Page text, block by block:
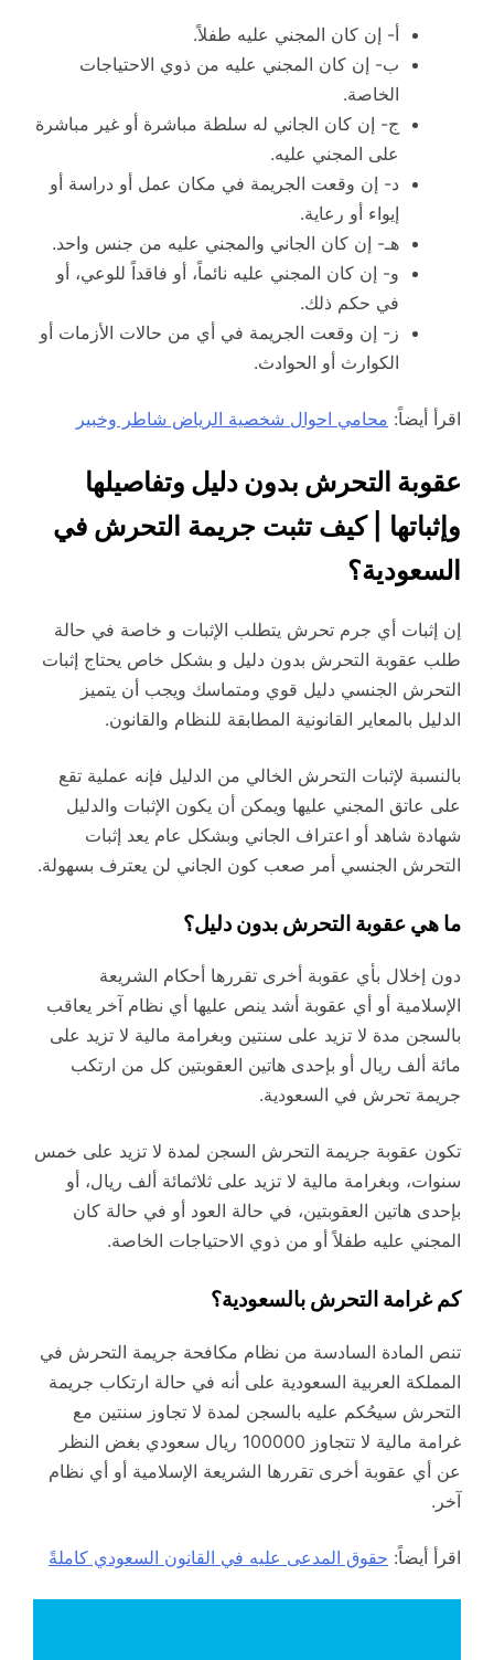
أ- إن كان المجني عليه طفلاً.
ب- إن كان المجني عليه من ذوي الاحتياجات
الخاصة.
ج- إن كان الجاني له سلطة مباشرة أو غير مباشرة
على المجني عليه.
د- إن وقعت الجريمة في مكان عمل أو دراسة أو
إيواء أو رعاية.
هـ- إن كان الجاني والمجني عليه من جنس واحد.
و- إن كان المجني عليه نائماً، أو فاقداً للوعي، أو
في حكم ذلك.
ز- إن وقعت الجريمة في أي من حالات الأزمات أو
الكوارث أو الحوادث.
اقرأ أيضاً: محامي احوال شخصية الرياض شاطر وخبير
عقوبة التحرش بدون دليل وتفاصيلها
وإثباتها | كيف تثبت جريمة التحرش في
السعودية؟
إن إثبات أي جرم تحرش يتطلب الإثبات و خاصة في حالة
طلب عقوبة التحرش بدون دليل و بشكل خاص يحتاج إثبات
التحرش الجنسي دليل قوي ومتماسك ويجب أن يتميز
الدليل بالمعاير القانونية المطابقة للنظام والقانون.
بالنسبة لإثبات التحرش الخالي من الدليل فإنه عملية تقع
على عاتق المجني عليها ويمكن أن يكون الإثبات والدليل
شهادة شاهد أو اعتراف الجاني وبشكل عام يعد إثبات
التحرش الجنسي أمر صعب كون الجاني لن يعترف بسهولة.
ما هي عقوبة التحرش بدون دليل؟
دون إخلال بأي عقوبة أخرى تقررها أحكام الشريعة
الإسلامية أو أي عقوبة أشد ينص عليها أي نظام آخر يعاقب
بالسجن مدة لا تزيد على سنتين وبغرامة مالية لا تزيد على
مائة ألف ريال أو بإحدى هاتين العقوبتين كل من ارتكب
جريمة تحرش في السعودية.
تكون عقوبة جريمة التحرش السجن لمدة لا تزيد على خمس
سنوات، وبغرامة مالية لا تزيد على ثلاثمائة ألف ريال، أو
بإحدى هاتين العقوبتين، في حالة العود أو في حالة كان
المجني عليه طفلاً أو من ذوي الاحتياجات الخاصة.
كم غرامة التحرش بالسعودية؟
تنص المادة السادسة من نظام مكافحة جريمة التحرش في
المملكة العربية السعودية على أنه في حالة ارتكاب جريمة
التحرش سيحُكم عليه بالسجن لمدة لا تجاوز سنتين مع
غرامة مالية لا تتجاوز 100000 ريال سعودي بغض النظر
عن أي عقوبة أخرى تقررها الشريعة الإسلامية أو أي نظام
آخر.
اقرأ أيضاً: حقوق المدعى عليه في القانون السعودي كاملةً